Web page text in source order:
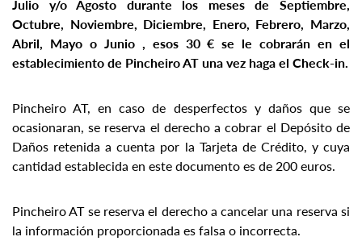
Julio y/o Agosto durante los meses de Septiembre,
Octubre, Noviembre, Diciembre, Enero, Febrero, Marzo,
Abril, Mayo o Junio , esos 30 € se le cobrarán en el
establecimiento de Pincheiro AT una vez haga el Check-in.
Pincheiro AT, en caso de desperfectos y daños que se
ocasionaran, se reserva el derecho a cobrar el Depósito de
Daños retenida a cuenta por la Tarjeta de Crédito, y cuya
cantidad establecida en este documento es de 200 euros.
Pincheiro AT se reserva el derecho a cancelar una reserva si
la información proporcionada es falsa o incorrecta.